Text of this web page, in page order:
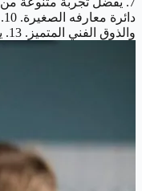
والذوق الفني المتميز. 13. يتفادى انتقاد الآخرين والبحث عن عيوبهم. [caption id="attachment_4605" align="aligncenter" width="1024"]